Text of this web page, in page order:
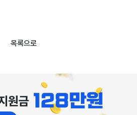
목록으로